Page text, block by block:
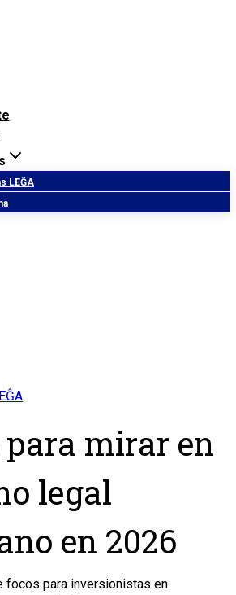
LEĜA
mirar en
legal
en 2026
focos para inversionistas en